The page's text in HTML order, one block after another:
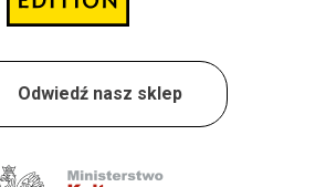
Odwiedź nasz sklep